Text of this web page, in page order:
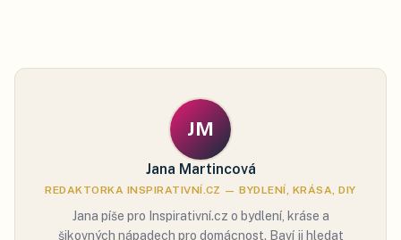
JM
Jana Martincová
REDAKTORKA INSPIRATIVNÍ.CZ — BYDLENÍ, KRÁSA, DIY
Jana píše pro Inspirativní.cz o bydlení, kráse a
šikovných nápadech pro domácnost. Baví ji hledat